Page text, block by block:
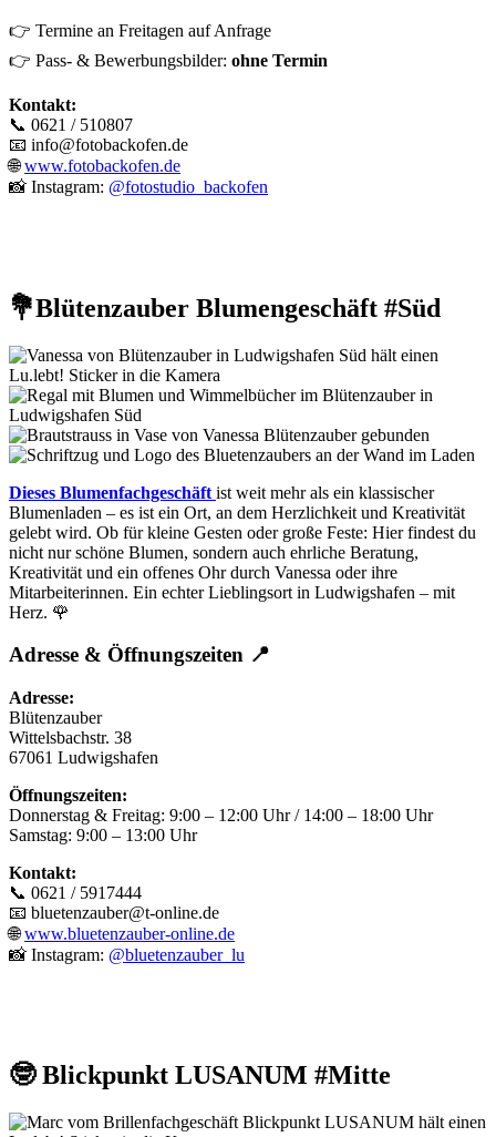
👉 Termine an Freitagen auf Anfrage
👉 Pass- & Bewerbungsbilder: ohne Termin
Kontakt:
📞 0621 / 510807
📧 info@fotobackofen.de
🌐www.fotobackofen.de
📸 Instagram: @fotostudio_backofen
💐Blütenzauber Blumengeschäft #Süd
Dieses Blumenfachgeschäft ist weit mehr als ein klassischer
Blumenladen – es ist ein Ort, an dem Herzlichkeit und Kreativität
gelebt wird. Ob für kleine Gesten oder große Feste: Hier findest du
nicht nur schöne Blumen, sondern auch ehrliche Beratung,
Kreativität und ein offenes Ohr durch Vanessa oder ihre
Mitarbeiterinnen. Ein echter Lieblingsort in Ludwigshafen – mit
Herz. 🌹
Adresse & Öffnungszeiten 📍
Adresse:
Blütenzauber
Wittelsbachstr. 38
67061 Ludwigshafen
Öffnungszeiten:
Donnerstag & Freitag: 9:00 – 12:00 Uhr / 14:00 – 18:00 Uhr
Samstag: 9:00 – 13:00 Uhr
Kontakt:
📞 0621 / 5917444
📧 bluetenzauber@t-online.de
🌐www.bluetenzauber-online.de
📸 Instagram: @bluetenzauber_lu
🤓Blickpunkt LUSANUM #Mitte